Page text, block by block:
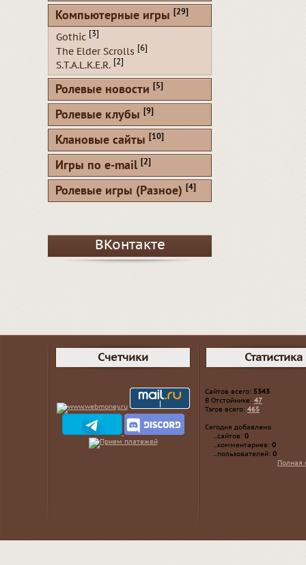
Компьютерные игры [29]
Gothic [3]
The Elder Scrolls [6]
S.T.A.L.K.E.R. [2]
Ролевые новости [5]
Ролевые клубы [9]
Клановые сайты [10]
Игры по e-mail [2]
Ролевые игры (Разное) [4]
ВКонтакте
Счетчики Статистика
Сайтов всего: 5343
В Отстойнике: 47
Тэгов всего: 465
Сегодня добавлено
...сайтов: 0
...комментариев: 0
...пользователей: 0
Полная